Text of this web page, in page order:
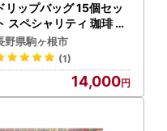
リップバッグ 15個セッ
スペシャリティ 珈琲 ド
ップバッグ
野県駒ヶ根市
(1)
14,000